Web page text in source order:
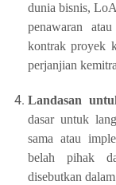
dunia bisnis,
penawaran
kontrak proyek
perjanjian
Landasan
dasar untuk
sama atau
belah pihak
disebutkan